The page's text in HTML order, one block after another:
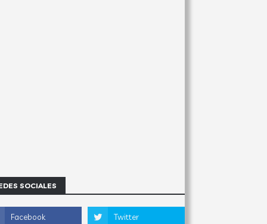
SOCIALES